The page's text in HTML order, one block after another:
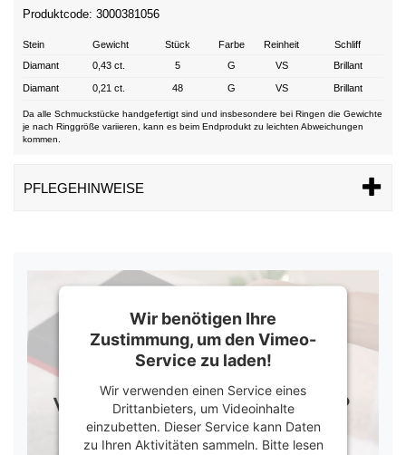
Produktcode: 3000381056
Stein Gewicht Stück Farbe Reinheit
Schliff
Diamant
0,43 ct. 5 G VS Brillant
Diamant 0,21 ct. 48 G VS Brillant
Da alle Schmuckstücke handgefertigt sind und insbesondere bei Ringen die Gewichte
je nach Ringgröße variieren, kann es beim Endprodukt zu leichten Abweichungen
kommen.
PFLEGEHINWEISE
Wir benötigen Ihre
Zustimmung, um den Vimeo-
Service zu laden!
Wir verwenden einen Service eines
Drittanbieters, um Videoinhalte
einzubetten. Dieser Service kann Daten
zu Ihren Aktivitäten sammeln. Bitte lesen